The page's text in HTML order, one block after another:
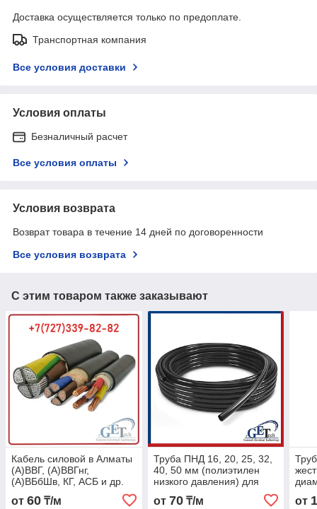
Доставка осуществляется только по предоплате.
Транспортная компания
Все условия доставки
Условия оплаты
Безналичный расчет
Все условия оплаты
Условия возврата
Возврат товара в течение 14 дней по договоренности
Все условия возврата
С этим товаром также заказывают
Кабель силовой в Алматы
(А)ВВГ, (А)ВВГнг,
(А)ВБбШв, КГ, АСБ и др.
от 60 ₸/м
Труба ПНД 16, 20, 25, 32,
40, 50 мм (полиэтилен
низкого давления) для
прокладки кабеля
от 70₸/м от